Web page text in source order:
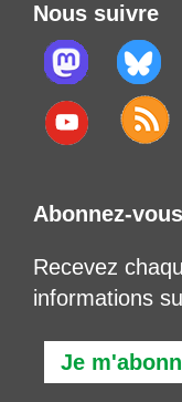
Nous suivre
Abonnez-
Recevez
informations
Je